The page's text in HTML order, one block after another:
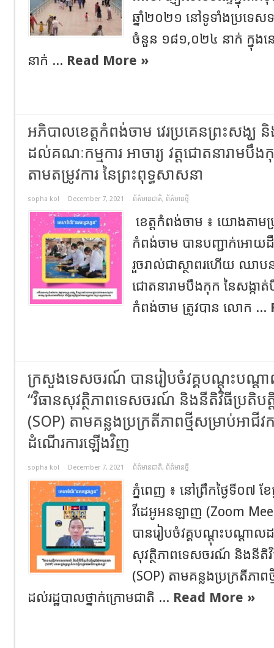
ឆ្នាំ២០២១ នៅទូទាំងប្រទេស
ចំនួន ១៨១,០២៤ នាក់ ក្នុងន
នាក់ ... Read More »
អភិបាលខេត្តកំពង់ចាម វេរប្រគេនព្រះសង្ឃ
ដល់គណៈកម្មការ អាចារ្យ វត្តជោតនារាមបឹង
តាមតម្រូវការ នៃព្រះពុទ្ធសាសនា
sopha kol December 7, 2021 ព័ត៌មានជាតិ, ព័ត៌មានថ្មី
ខេត្តកំពង់ចាម ៖ យោងតាមប្
កំពង់ចាម បានបញ្ជាក់អោយ
រួចរាល់ជាស្ថាពរហើយ ឈាបនដ្
ជោតនារាមបឹងកុក នៃសង្កា
កំពង់ចាម ត្រូវបាន លោក ...
ក្រសួងទេសចរណ៍ បានរៀបចំវគ្គបណ្តុះបណ្
“វិធានសុវត្ថិភាពទេសចរណ៍ និងនីតិវិធីប្រតិបត្
(SOP) តាមគន្លងប្រក្រតីភាពថ្មីសម្រាប់អាជីវ
ដំណើរការឡើងវិញ
sopha kol December 7, 2021 ព័ត៌មានជាតិ, ព័ត៌មានថ្មី
ភ្នំពេញ ៖ នៅព្រឹកថ្ងៃទី០៧ ខែ
វីដេអូអនឡាញ (Zoom
បានរៀបចំវគ្គបណ្តុះបណ្តា
សុវត្ថិភាពទេសចរណ៍ និងនីតិវិ
(SOP) តាមគន្លងប្រក្រតីភាព
ដល់រដ្ឋបាលថ្នាក់ក្រោមជាតិ ... Read More »